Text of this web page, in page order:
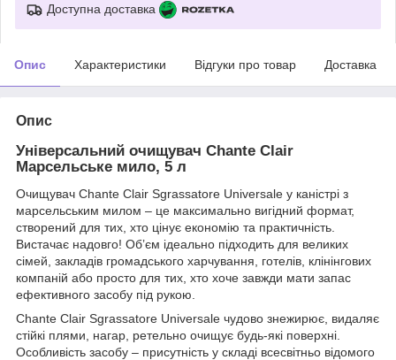
Доступна доставка
Опис Характеристики Відгуки про товар Доставка
Опис
Універсальний очищувач Chante Clair
Марсельське мило, 5 л
Очищувач Chante Clair Sgrassatore Universale у каністрі з
марсельським милом – це максимально вигідний формат,
створений для тих, хто цінує економію та практичність.
Вистачає надовго! Об’єм ідеально підходить для великих
сімей, закладів громадського харчування, готелів, клінінгових
компаній або просто для тих, хто хоче завжди мати запас
ефективного засобу під рукою.
Chante Clair Sgrassatore Universale чудово знежирює, видаляє
стійкі плями, нагар, ретельно очищує будь-які поверхні.
Особливість засобу – присутність у складі всесвітньо відомого